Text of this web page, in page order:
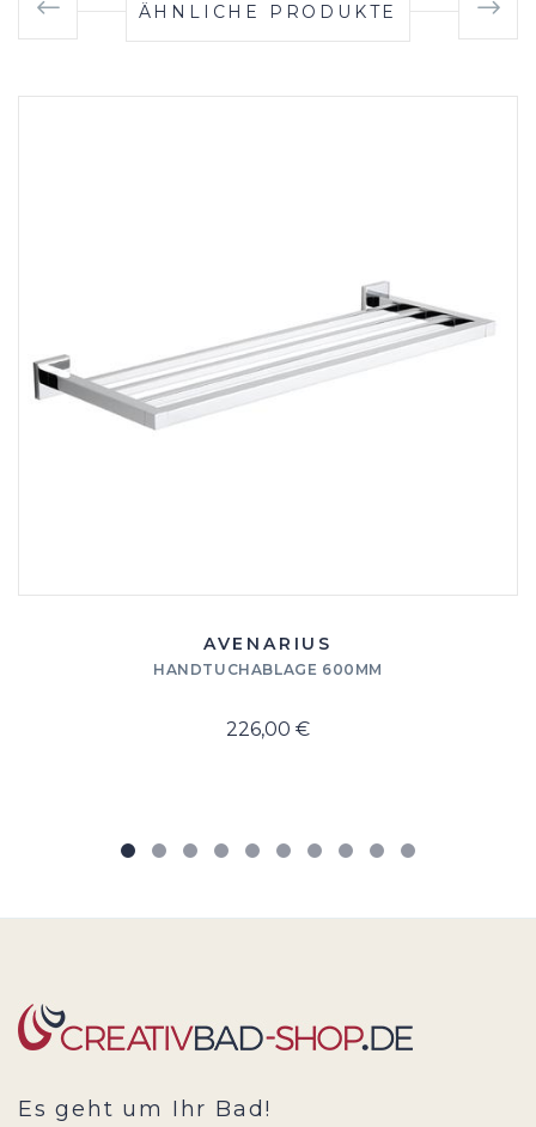
ÄHNLICHE PRODUKTE
AVENARIUS
HANDTUCHABLAGE 600MM
226,00 €
Es geht um Ihr Bad!